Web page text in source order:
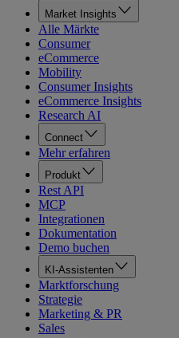
Market Insights
Alle Märkte
Consumer
eCommerce
Mobility
Consumer Insights
eCommerce Insights
Research AI
Connect
Mehr erfahren
Produkt
Rest API
MCP
Integrationen
Dokumentation
Demo buchen
KI-Assistenten
Marktforschung
Strategie
Marketing & PR
Sales